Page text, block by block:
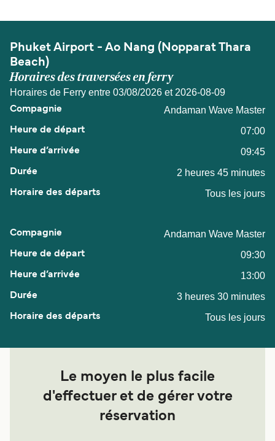
Phuket Airport - Ao Nang (Nopparat Thara
Beach)
Horaires des traversées en ferry
Horaires de Ferry entre 03/08/2026 et 2026-08-09
Andaman Wave Master
07:00
09:45
2 heures 45 minutes
Tous les jours
Andaman Wave Master
09:30
13:00
3 heures 30 minutes
Tous les jours
Le moyen le plus facile
d'effectuer et de gérer votre
réservation